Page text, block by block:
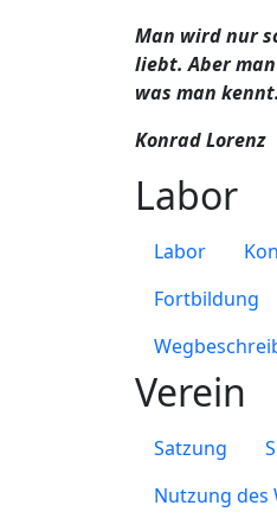
Man wird nur
liebt. Aber
was man kennt.
Konrad Lorenz
Labor
Labor
Fortbildung
Verein
Satzung
Nutzung des